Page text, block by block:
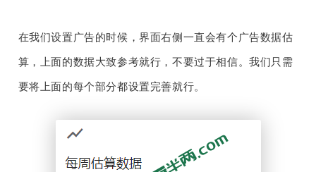
在我们设置广告的时候，界面右侧一直会有个广告数据估
算，上面的数据大致参考就行，不要过于相信。我们只需
要将上面的每个部分都设置完善就行。